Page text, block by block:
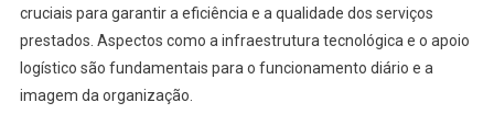
cruciais para garantir a eficiência e a qualidade dos serviços
prestados. Aspectos como a infraestrutura tecnológica e o apoio
logístico são fundamentais para o funcionamento diário e a
imagem da organização.